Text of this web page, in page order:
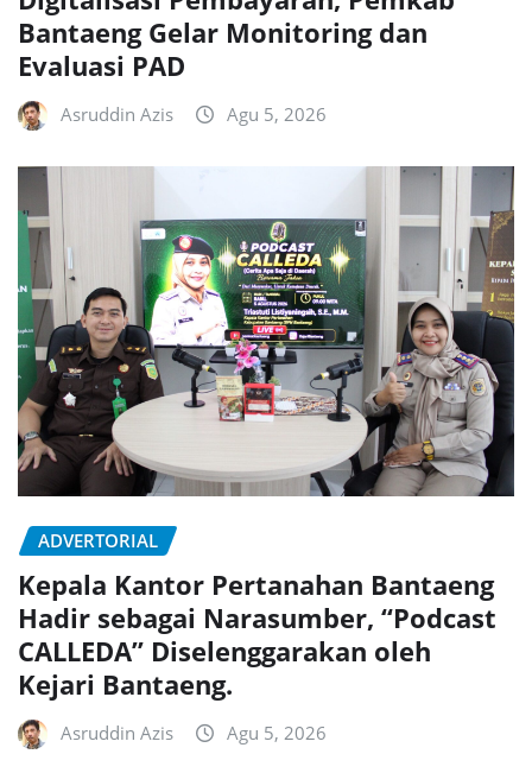
Bantaeng Gelar Monitoring dan
Evaluasi PAD
Asruddin Azis Agu 5, 2026
ADVERTORIAL
Kepala Kantor Pertanahan Bantaeng
Hadir sebagai Narasumber, “Podcast
CALLEDA” Diselenggarakan oleh
Kejari Bantaeng.
Asruddin Azis Agu 5, 2026